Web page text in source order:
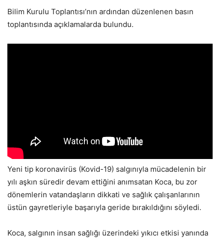
Bilim Kurulu Toplantısı’nın ardından düzenlenen basın
toplantısında açıklamalarda bulundu.
Yeni tip koronavirüs (Kovid-19) salgınıyla mücadelenin bir
yılı aşkın süredir devam ettiğini anımsatan Koca, bu zor
dönemlerin vatandaşların dikkati ve sağlık çalışanlarının
üstün gayretleriyle başarıyla geride bırakıldığını söyledi.
Koca, salgının insan sağlığı üzerindeki yıkıcı etkisi yanında